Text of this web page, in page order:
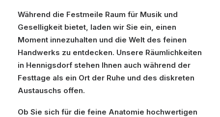
Während die Festmeile Raum für Musik und
Geselligkeit bietet, laden wir Sie ein, einen
Moment innezuhalten und die Welt des feinen
Handwerks zu entdecken. Unsere Räumlichkeiten
in Hennigsdorf stehen Ihnen auch während der
Festtage als ein Ort der Ruhe und des diskreten
Austauschs offen.
Ob Sie sich für die feine Anatomie hochwertigen